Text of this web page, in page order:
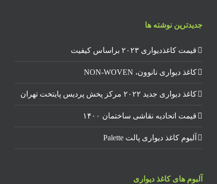
جدیدترین نوشته ها
قیمت کاغذدیواری ۲۰۲۳ براساس کیفیت
کاغذ دیواری نانوون، NON-WOVEN
کاغذ دیواری جدید ۲۰۲۲ مرکز پخش پردیس پایتخت تهران
قیمت اتحادیه نقاشی ساختمان ۱۴۰۰
آلبوم کاغذ دیواری پالت Palette
آلبوم های کاغذ دیواری